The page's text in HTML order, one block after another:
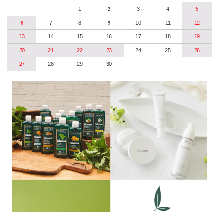
1 2 3 4 5
6 7 8 9 10 11 12
13 14 15 16 17 18 19
20 21 22 23 24 25 26
27 28 29 30